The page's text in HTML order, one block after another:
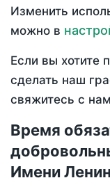
Изменить
можно в
Если вы хотите
сделать наш
свяжитесь с
Время
Имени